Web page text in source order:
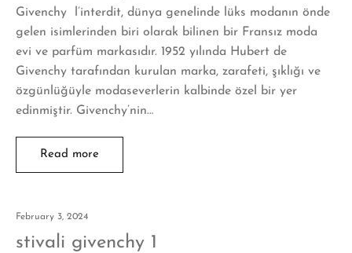
Givenchy l’interdit, dünya genelinde lüks modanın önde
gelen isimlerinden biri olarak bilinen bir Fransız moda
evi ve parfüm markasıdır. 1952 yılında Hubert de
Givenchy tarafından kurulan marka, zarafeti, şıklığı ve
özgünlüğüyle modaseverlerin kalbinde özel bir yer
edinmiştir. Givenchy’nin…
Read more
February 3, 2024
stivali givenchy 1